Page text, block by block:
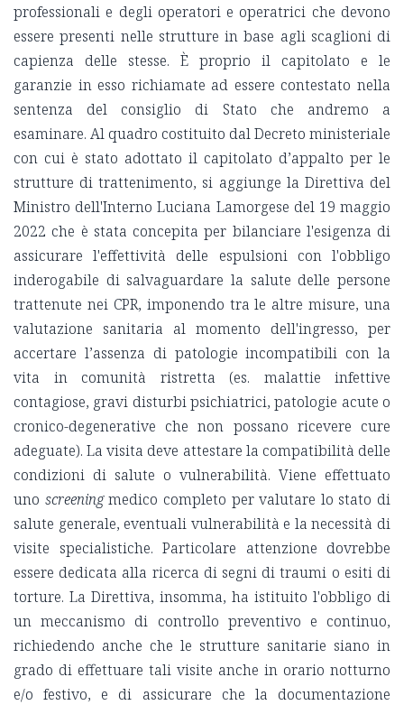
professionali e degli operatori e operatrici che devono
essere presenti nelle strutture in base agli scaglioni di
capienza delle stesse. È proprio il capitolato e le
garanzie in esso richiamate ad essere contestato nella
sentenza del consiglio di Stato che andremo a
esaminare. Al quadro costituito dal Decreto ministeriale
con cui è stato adottato il capitolato d’appalto per le
strutture di trattenimento, si aggiunge la Direttiva del
Ministro dell'Interno Luciana Lamorgese del 19 maggio
2022 che è stata concepita per bilanciare l'esigenza di
assicurare l'effettività delle espulsioni con l'obbligo
inderogabile di salvaguardare la salute delle persone
trattenute nei CPR, imponendo tra le altre misure, una
valutazione sanitaria al momento dell'ingresso, per
accertare l’assenza di patologie incompatibili con la
vita in comunità ristretta (es. malattie infettive
contagiose, gravi disturbi psichiatrici, patologie acute o
cronico-degenerative che non possano ricevere cure
adeguate). La visita deve attestare la compatibilità delle
condizioni di salute o vulnerabilità. Viene effettuato
uno screeningmedico completo per valutare lo stato di
salute generale, eventuali vulnerabilità e la necessità di
visite specialistiche. Particolare attenzione dovrebbe
essere dedicata alla ricerca di segni di traumi o esiti di
torture. La Direttiva, insomma, ha istituito l'obbligo di
un meccanismo di controllo preventivo e continuo,
richiedendo anche che le strutture sanitarie siano in
grado di effettuare tali visite anche in orario notturno
e/o festivo, e di assicurare che la documentazione